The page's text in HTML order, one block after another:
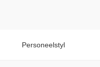
Personeelstyl